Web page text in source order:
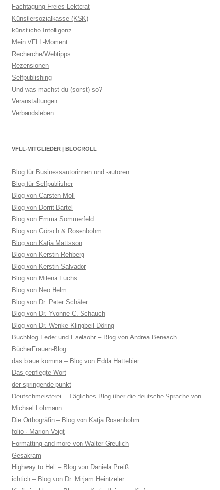
Fachtagung Freies Lektorat
Künstlersozialkasse (KSK)
künstliche Intelligenz
Mein VFLL-Moment
Recherche/Webtipps
Rezensionen
Selfpublishing
Und was machst du (sonst) so?
Veranstaltungen
Verbandsleben
VFLL-MITGLIEDER | BLOGROLL
Blog für Businessautorinnen und -autoren
Blog für Selfpublisher
Blog von Carsten Moll
Blog von Dorrit Bartel
Blog von Emma Sommerfeld
Blog von Görsch & Rosenbohm
Blog von Katja Mattsson
Blog von Kerstin Rehberg
Blog von Kerstin Salvador
Blog von Milena Fuchs
Blog von Neo Helm
Blog von Dr. Peter Schäfer
Blog von Dr. Yvonne C. Schauch
Blog von Dr. Wenke Klingbeil-Döring
Buchblog Feder und Eselsohr – Blog von Andrea Benesch
BücherFrauen-Blog
das blaue komma – Blog von Edda Hattebier
Das gepflegte Wort
der springende punkt
Deutschmeisterei – Tägliches Blog über die deutsche Sprache von
Michael Lohmann
Die Orthogräfin – Blog von Katja Rosenbohm
folio · Marion Voigt
Formatting and more von Walter Greulich
Gesakram
Highway to Hell – Blog von Daniela Preiß
ichtich – Blog von Dr. Mirjam Heintzeler